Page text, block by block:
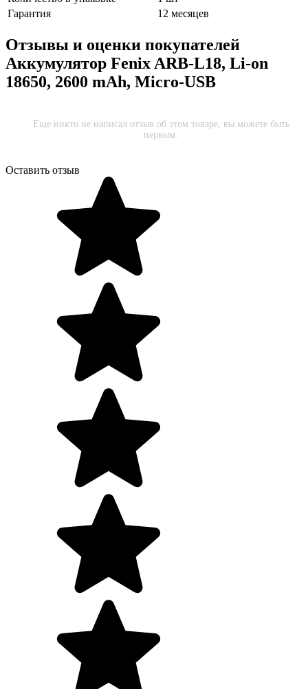
Гарантия
12 месяцев
Отзывы и оценки покупателей
Аккумулятор Fenix ARB-L18, Li-on
18650, 2600 mAh, Micro-USB
Еще никто не написал отзыв об этом товаре, вы можете быть
первым.
Оставить отзыв